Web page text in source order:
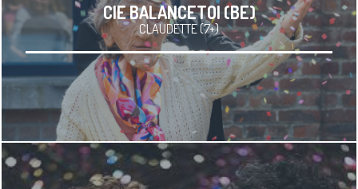
CIE BALANCETOI (BE)
CLAUDETTE (7+)